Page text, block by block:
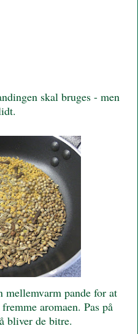
skal bruges - men
pande for at
aromaen. Pas på
bliver de bitre.